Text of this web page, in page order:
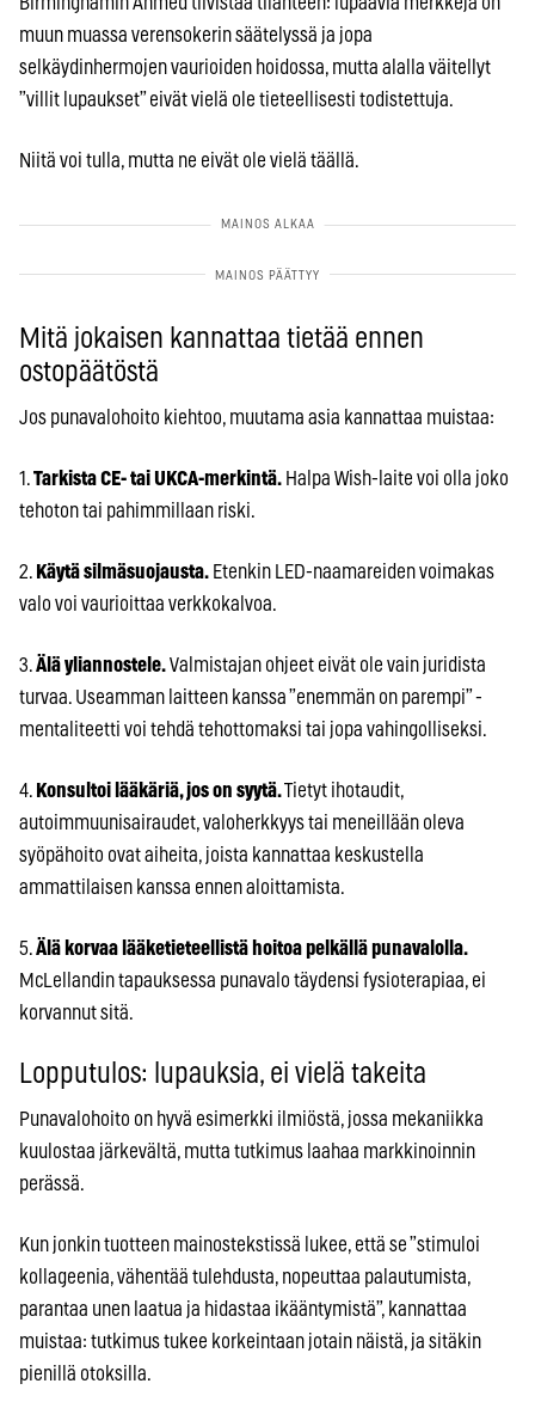
muun muassa verensokerin säätelyssä ja jopa
selkäydinhermojen vaurioiden hoidossa, mutta alalla väitellyt
”villit lupaukset” eivät vielä ole tieteellisesti todistettuja.
Niitä voi tulla, mutta ne eivät ole vielä täällä.
Mitä jokaisen kannattaa tietää ennen
ostopäätöstä
Jos punavalohoito kiehtoo, muutama asia kannattaa muistaa:
1.Tarkista CE- tai UKCA-merkintä. Halpa Wish-laite voi olla joko
tehoton tai pahimmillaan riski.
2. Käytä silmäsuojausta. Etenkin LED-naamareiden voimakas
valo voi vaurioittaa verkkokalvoa.
3.Älä yliannostele.Valmistajan ohjeet eivät ole vain juridista
turvaa. Useamman laitteen kanssa ”enemmän on parempi” -
mentaliteetti voi tehdä tehottomaksi tai jopa vahingolliseksi.
4. Konsultoi lääkäriä, jos on syytä.Tietyt ihotaudit,
autoimmuunisairaudet, valoherkkyys tai meneillään oleva
syöpähoito ovat aiheita, joista kannattaa keskustella
ammattilaisen kanssa ennen aloittamista.
5.Älä korvaa lääketieteellistä hoitoa pelkällä punavalolla.
McLellandin tapauksessa punavalo täydensi fysioterapiaa, ei
korvannut sitä.
Lopputulos: lupauksia, ei vielä takeita
Punavalohoito on hyvä esimerkki ilmiöstä, jossa mekaniikka
kuulostaa järkevältä, mutta tutkimus laahaa markkinoinnin
perässä.
Kun jonkin tuotteen mainostekstissä lukee, että se ”stimuloi
kollageenia, vähentää tulehdusta, nopeuttaa palautumista,
parantaa unen laatua ja hidastaa ikääntymistä”, kannattaa
muistaa: tutkimus tukee korkeintaan jotain näistä, ja sitäkin
pienillä otoksilla.